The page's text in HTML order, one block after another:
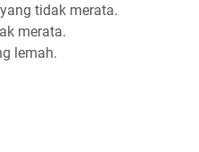
tidak merata.
merata.
lemah.